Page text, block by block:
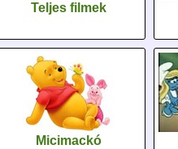
Teljes filmek
Micimackó